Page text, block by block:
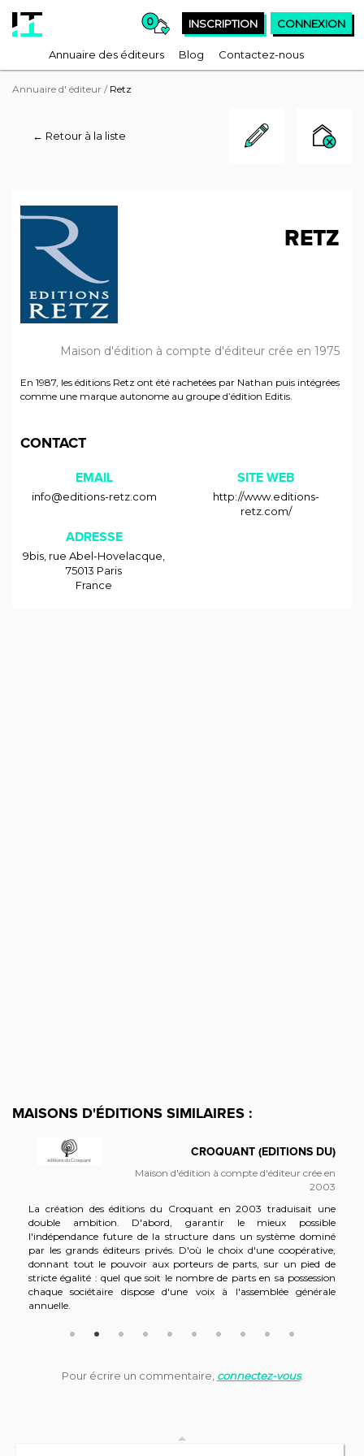
0 INSCRIPTION CONNEXION
Annuaire des éditeurs Blog Contactez-nous
Annuaire d' éditeur / Retz
← Retour à la liste
RETZ
Maison d'édition à compte d'éditeur crée en 1975
En 1987, les éditions Retz ont été rachetées par Nathan puis intégrées
comme une marque autonome au groupe d’édition Editis.
CONTACT
EMAIL
info@editions-retz.com
SITE WEB
http://www.editions-
retz.com/
ADRESSE
9bis, rue Abel-Hovelacque
75013 Paris
France
MAISONS D'ÉDITIONS SIMILAIRES :
CROQUANT (EDITIONS DU)
Maison d'édition à compte d'éditeur crée en
2003
La création des éditions du Croquant en 2003 traduisait une
double ambition. D'abord, garantir le mieux possible
l'indépendance future de la structure dans un système dominé
par les grands éditeurs privés. D'où le choix d'une coopérative,
donnant tout le pouvoir aux porteurs de parts, sur un pied de
stricte égalité : quel que soit le nombre de parts en sa possession
chaque sociétaire dispose d'une voix à l'assemblée générale
annuelle.
temps appui a donc été pris sur les sociologues regroupés autour
complémentarité entre savoirs scientifiques et action politique.
rester fidèle tant aux exigences de l’autonomie du champ
Pour écrire un commentaire, connectez-vous.